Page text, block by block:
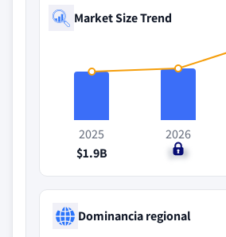
Market Size Trend
2025
$1.9B
2026
$2B
Dominancia regional